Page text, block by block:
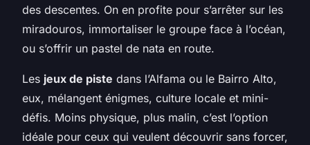
des descentes. On en profite pour s’arrêter sur les
miradouros, immortaliser le groupe face à l’océan,
ou s’offrir un pastel de nata en route.
Les jeux de piste dans l’Alfama ou le Bairro Alto,
eux, mélangent énigmes, culture locale et mini-
défis. Moins physique, plus malin, c’est l’option
idéale pour ceux qui veulent découvrir sans forcer,